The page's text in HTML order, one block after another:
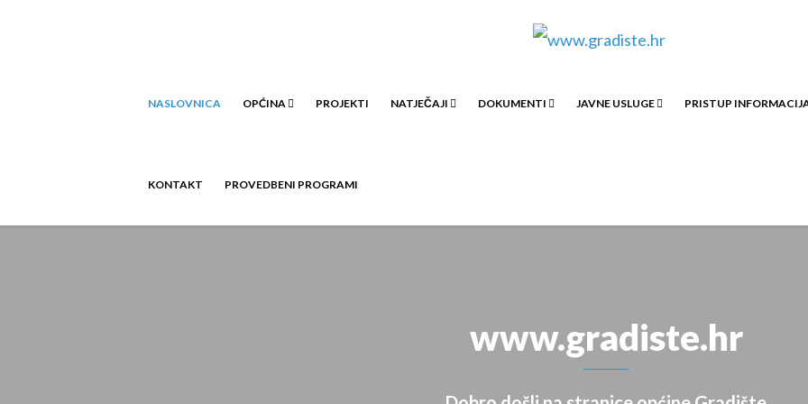
NASLOVNICA OPĆINA PROJEKTI NATJEČAJI DOKUMENTI JAVNE USLUGE PRISTUP
KONTAKT PROVEDBENI PROGRAMI
www.gradiste.hr